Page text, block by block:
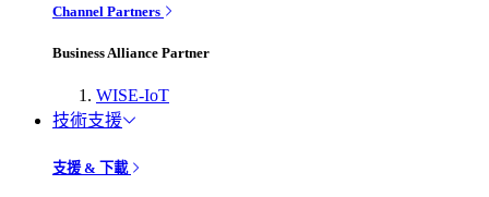
Channel Partners
Business Alliance Partner
WISE-IoT
技術支援
支援 & 下載